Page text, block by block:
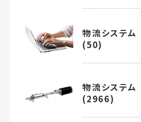
物流システム
(50)
物流システム
(2966)